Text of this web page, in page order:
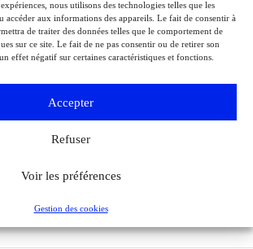
nous utilisons des technologies telles que les
accéder aux informations des appareils. Le fait de consentir à
de traiter des données telles que le comportement de
sur ce site. Le fait de ne pas consentir ou de retirer son
effet négatif sur certaines caractéristiques et fonctions.
Accepter
Refuser
Voir les préférences
Gestion des cookies
de Paris – musée du général Leclerc – musée
de la Libération de Paris, le musée de la
les événements de la Libération de Paris.